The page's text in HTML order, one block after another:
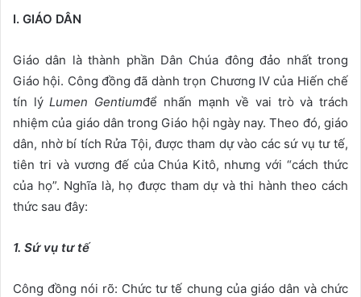
I. GIÁO DÂN
Giáo dân là thành phần Dân Chúa đông đảo nhất trong
Giáo hội. Công đồng đã dành trọn Chương IV của Hiến chế
tín lýLumen Gentiumđể nhấn mạnh về vai trò và trách
nhiệm của giáo dân trong Giáo hội ngày nay. Theo đó, giáo
dân, nhờ bí tích Rửa Tội, được tham dự vào các sứ vụ tư tế,
tiên tri và vương đế của Chúa Kitô, nhưng với “cách thức
của họ”. Nghĩa là, họ được tham dự và thi hành theo cách
thức sau đây:
1. Sứ vụ tư tế
Công đồng nói rõ: Chức tư tế chung của giáo dân và chức